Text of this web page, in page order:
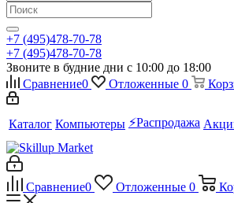
+7 (495)478-70-78
+7 (495)478-70-78
Звоните в будние дни с 10:00 до 18:00
Сравнение0 Отложенные 0
Каталог Компьютеры ⚡️Распродажа
Сравнение0 Отложенные 0